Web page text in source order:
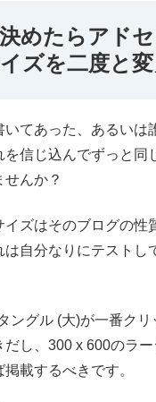
めたらアド
ズを二度と
てあった、あるいは
を信じ込んでずっと同
せんか？
イズはそのブログの性
は自分なりにテストし
ングル (大)が一番クリ
だし、300 x 600のラ
載するべきです。